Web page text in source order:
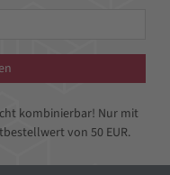
kombinierbar! Nur mit
von 50 EUR.